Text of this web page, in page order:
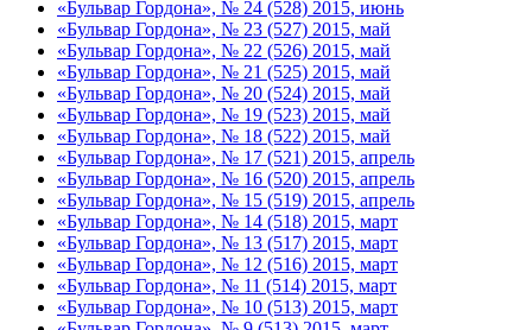
«Бульвар Гордона», № 24 (528) 2015, июнь
«Бульвар Гордона», № 23 (527) 2015, май
«Бульвар Гордона», № 22 (526) 2015, май
«Бульвар Гордона», № 21 (525) 2015, май
«Бульвар Гордона», № 20 (524) 2015, май
«Бульвар Гордона», № 19 (523) 2015, май
«Бульвар Гордона», № 18 (522) 2015, май
«Бульвар Гордона», № 17 (521) 2015, апрель
«Бульвар Гордона», № 16 (520) 2015, апрель
«Бульвар Гордона», № 15 (519) 2015, апрель
«Бульвар Гордона», № 14 (518) 2015, март
«Бульвар Гордона», № 13 (517) 2015, март
«Бульвар Гордона», № 12 (516) 2015, март
«Бульвар Гордона», № 11 (514) 2015, март
«Бульвар Гордона», № 10 (513) 2015, март